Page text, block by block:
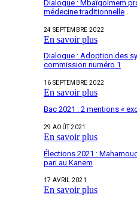
Dialogue : Mbaïgolmem
médecine traditionnelle
24 SEPTEMBRE 2022
En savoir plus
Dialogue : Adoption des
commission numéro 1
16 SEPTEMBRE 2022
En savoir plus
Bac 2021 : 2 mentions «
29 AOÛT 2021
En savoir plus
Élections 2021 :
pari au Kanem
17 AVRIL 2021
En savoir plus